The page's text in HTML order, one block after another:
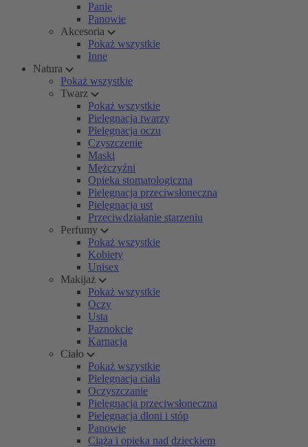
Panie
Panowie
Akcesoria
Pokaż wszystkie
Inne
Natura
Pokaż wszystkie
Twarz
Pokaż wszystkie
Pielęgnacja twarzy
Pielęgnacja oczu
Czyszczenie
Maski
Mężczyźni
Opieka stomatologiczna
Pielęgnacja przeciwsłoneczna
Pielęgnacja ust
Przeciwdziałanie starzeniu
Perfumy
Pokaż wszystkie
Kobiety
Unisex
Makijaż
Pokaż wszystkie
Oczy
Usta
Paznokcie
Karnacja
Ciało
Pokaż wszystkie
Pielęgnacja ciała
Oczyszczanie
Pielęgnacja przeciwsłoneczna
Pielęgnacja dłoni i stóp
Panowie
Ciąża i opieka nad dzieckiem